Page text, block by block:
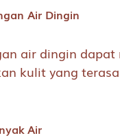
Air Dingin
air dingin dapat
kulit yang
Air